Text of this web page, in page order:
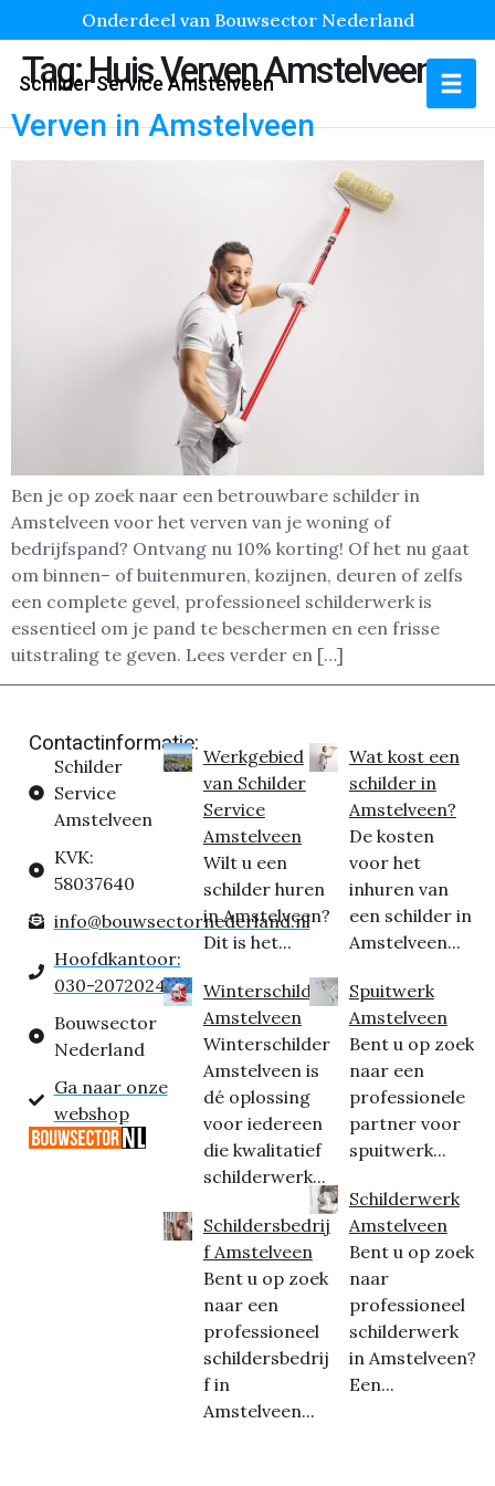
Onderdeel van Bouwsector Nederland
Schilder Service Amstelveen
Tag:Huis Verven Amstelveen
Verven in Amstelveen
Ben je op zoek naar een betrouwbare schilder in
Amstelveen voor het verven van je woning of
bedrijfspand? Ontvang nu 10% korting! Of het nu gaat
om binnen– of buitenmuren, kozijnen, deuren of zelfs
een complete gevel, professioneel schilderwerk is
essentieel om je pand te beschermen en een frisse
uitstraling te geven. Lees verder en […]
Contactinformatie:
Schilder
Service
Amstelveen
KVK:
58037640
info@bouwsectornederland.nl
Hoofdkantoor:
030-2072024
Bouwsector
Nederland
Ga naar onze
webshop
Werkgebied
van Schilder
Service
Amstelveen
Wilt u een
schilder huren
in Amstelveen?
Dit is het...
Winterschilder
Amstelveen
Winterschilder
Amstelveen is
dé oplossing
voor iedereen
die kwalitatief
schilderwerk...
Schildersbedrij
f Amstelveen
Bent u op zoek
naar een
professioneel
schildersbedrij
f in
Amstelveen...
Wat kost een
schilder in
Amstelveen?
De kosten
voor het
inhuren van
een schilder in
Amstelveen...
Spuitwerk
Amstelveen
Bent u op zoek
naar een
professionele
partner voor
spuitwerk...
Schilderwerk
Amstelveen
Bent u op zoek
naar
professioneel
schilderwerk
in Amstelveen?
Een...